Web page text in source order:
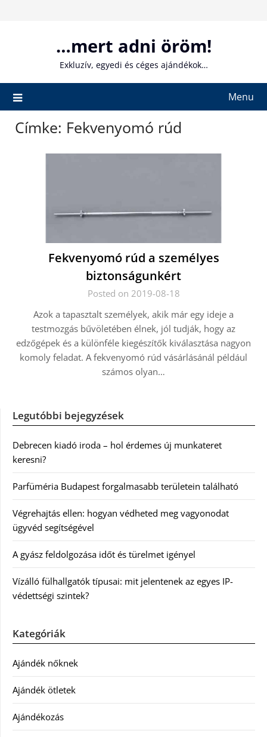
…mert adni öröm!
Exkluzív, egyedi és céges ajándékok…
Menu
Címke: Fekvenyomó rúd
Fekvenyomó rúd a személyes
biztonságunkért
Posted on 2019-08-18
Azok a tapasztalt személyek, akik már egy ideje a
testmozgás bűvöletében élnek, jól tudják, hogy az
edzőgépek és a különféle kiegészítők kiválasztása nagyon
komoly feladat. A fekvenyomó rúd vásárlásánál például
számos olyan…
Legutóbbi bejegyzések
Debrecen kiadó iroda – hol érdemes új munkateret
keresni?
Parfüméria Budapest forgalmasabb területein található
Végrehajtás ellen: hogyan védheted meg vagyonodat
ügyvéd segítségével
A gyász feldolgozása időt és türelmet igényel
Vízálló fülhallgatók típusai: mit jelentenek az egyes IP-
védettségi szintek?
Kategóriák
Ajándék nőknek
Ajándék ötletek
Ajándékozás